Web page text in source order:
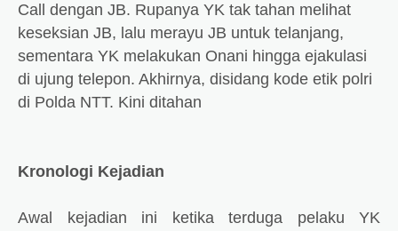
Call dengan JB. Rupanya YK tak tahan melihat
keseksian JB, lalu merayu JB untuk telanjang,
sementara YK melakukan Onani hingga ejakulasi
di ujung telepon. Akhirnya, disidang kode etik polri
di Polda NTT. Kini ditahan
Kronologi Kejadian
Awal kejadian ini ketika terduga pelaku YK